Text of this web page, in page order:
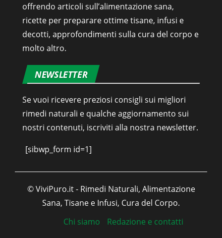
offrendo articoli sull’alimentazione sana,
ricette per preparare ottime tisane, infusi e
decotti, approfondimenti sulla cura del corpo e
molto altro.
NEWSLETTER
Se vuoi ricevere preziosi consigli sui migliori
rimedi naturali e qualche aggiornamento sui
nostri contenuti, iscriviti alla nostra newsletter.
[sibwp_form id=1]
© ViviPuro.it - Rimedi Naturali, Alimentazione
Sana, Tisane e Infusi, Cura del Corpo.
Chi siamo
Redazione e contatti